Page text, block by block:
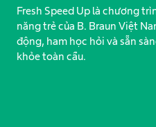
Fresh Speed Up là chương
năng trẻ của B. Braun Việt
động, ham học hỏi và sẵn
khỏe toàn cầu.